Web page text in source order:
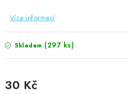
Více informací
Skladem (297 ks)
30 Kč